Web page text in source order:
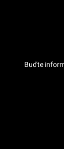
Buďte